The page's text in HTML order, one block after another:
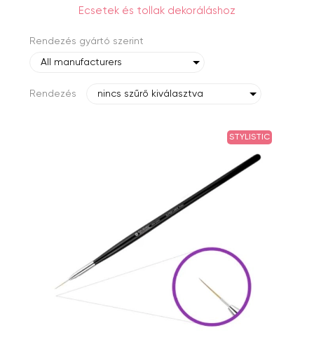
Ecsetek és tollak dekoráláshoz
Rendezés gyártó szerint
All manufacturers
Rendezés nincs szűrő kiválasztva
STYLISTIC